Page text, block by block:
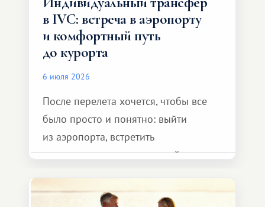
в IVC: встреча в аэропорту
и комфортный путь
до курорта
6 июля 2026
После перелета хочется, чтобы все
было просто и понятно: выйти
из аэропорта, встретить
представителя транспортной
и спокойно доехать до курорта.